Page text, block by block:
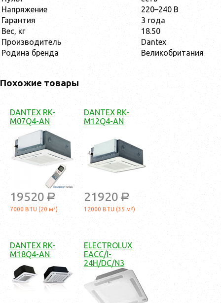
Напряжение
220–240 В
Гарантия
3 года
Вес, кг
18.50
Производитель
Dantex
Родина бренда
Великобритания
Похожие товары
DANTEX RK-
M07Q4-AN
19520 a
7000 BTU (20 м²)
DANTEX RK-
M12Q4-AN
21920 a
12000 BTU (35 м²)
DANTEX RK-
M18Q4-AN
ELECTROLUX
EACC/I-
24H/DC/N3